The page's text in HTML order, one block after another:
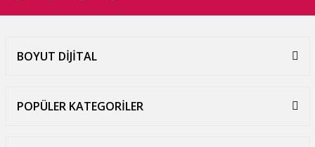
BOYUT DİJİTAL
POPÜLER KATEGORİLER